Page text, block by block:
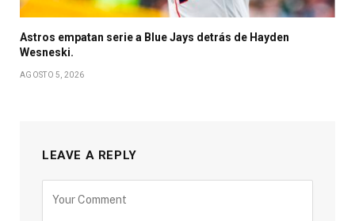
Astros empatan serie a Blue Jays detrás de Hayden
Wesneski.
AGOSTO 5, 2026
LEAVE A REPLY